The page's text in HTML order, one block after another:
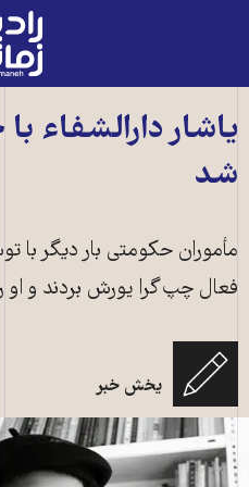
رادیو
زمانه
صفحه
یاشار دارالشفاء
شد
مأموران حکومتی بار دیگر با
فعال چپ‌گرا یورش بردند و او
یخش خبر